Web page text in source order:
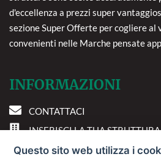
d'eccellenza a prezzi super
sezione Super Offerte per cogliere al
convenienti nelle Marche pensate
INFORMAZIONI
CONTATTACI
INSERISCI LA TUA STRUTTURA
PREFERENZE COOKIE
Questo sito web utilizza i